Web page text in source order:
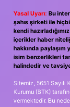
Yasal Uyarı: Bu
şahıs şirketi ile
kendi
içerikler haber
hakkında paylaşım
isim benzerlikleri
halindedir ve
Sitemiz, 5651
Kurumu (BTK)
vermektedir. Bu